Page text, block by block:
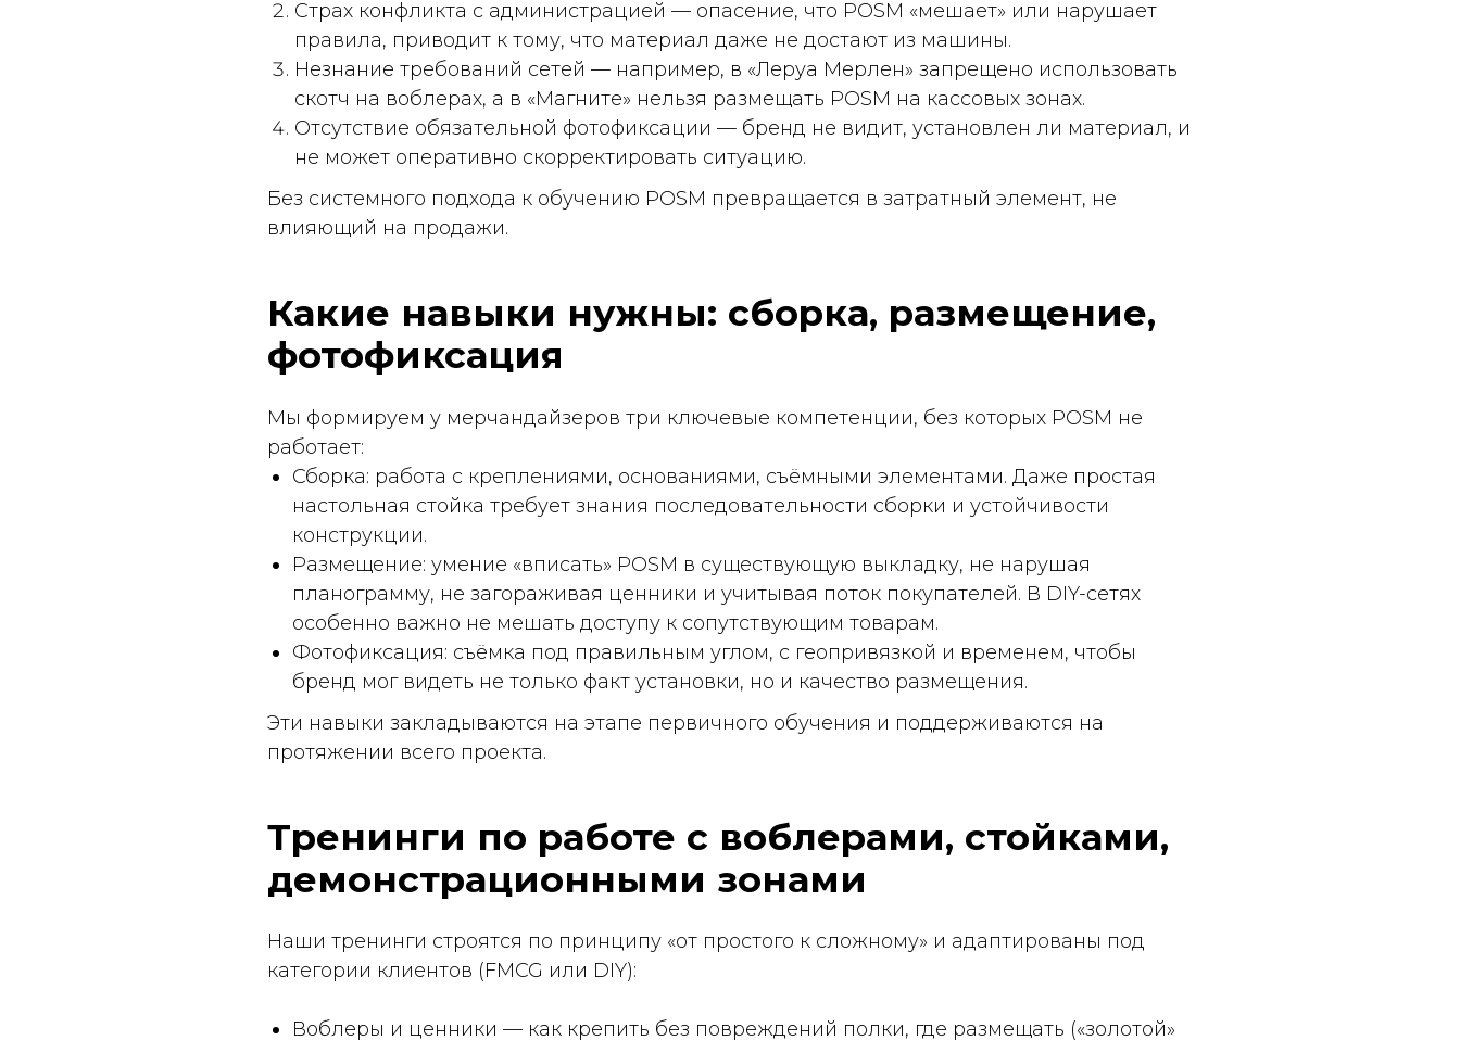
Отсутствие обязательной фотофиксации — бренд не видит, установлен ли материал, и
не может оперативно скорректировать ситуацию.
Без системного подхода к обучению POSM превращается в затратный элемент, не
влияющий на продажи.
Какие навыки нужны: сборка, размещение,
фотофиксация
Сборка: работа с креплениями, основаниями, съёмными элементами. Даже простая
настольная стойка требует знания последовательности сборки и устойчивости
конструкции.
планограмму, не загораживая ценники и учитывая поток покупателей. В DIY-сетях
особенно важно не мешать доступу к сопутствующим товарам.
Фотофиксация: съёмка под правильным углом, с геопривязкой и временем, чтобы
бренд мог видеть не только факт установки, но и качество размещения.
Эти навыки закладываются на этапе первичного обучения и поддерживаются на
протяжении всего проекта.
Тренинги по работе с воблерами, стойками,
демонстрационными зонами
Наши тренинги строятся по принципу «от простого к сложному» и адаптированы под
категории клиентов (FMCG или DIY):
уровень глаз), как проверить устойчивость.
заведующим отделом, оформление разрешительных документов (если требуется).
электроинструмент так, чтобы он «играл», но не вызывал хищения; как разместить
образцы красок или герметиков.
наборы для пикника: как собрать быстро, безопасно и в срок.